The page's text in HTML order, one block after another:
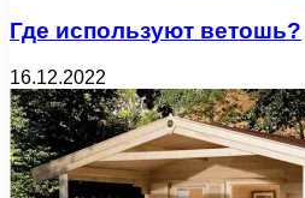
Где используют ветошь?
16.12.2022